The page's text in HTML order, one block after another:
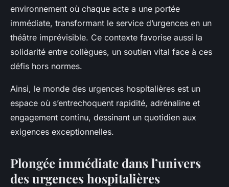
environnement où chaque acte a une portée
immédiate, transformant le service d’urgences en un
théâtre imprévisible. Ce contexte favorise aussi la
solidarité entre collègues, un soutien vital face à ces
défis hors normes.
Ainsi, le monde des urgences hospitalières est un
espace où s’entrechoquent rapidité, adrénaline et
engagement continu, dessinant un quotidien aux
exigences exceptionnelles.
Plongée immédiate dans l’univers
des urgences hospitalières